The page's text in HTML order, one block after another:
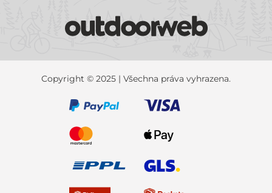
Copyright © 2025 | Všechna práva vyhrazena.